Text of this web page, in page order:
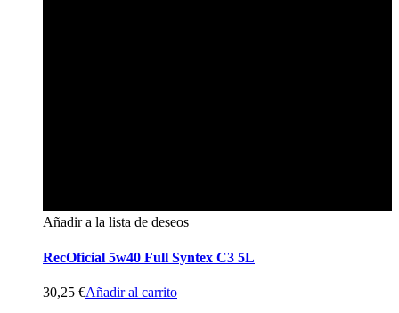
Añadir a la lista de deseos
RecOficial 5w40 Full Syntex C3 5L
30,25 €Añadir al carrito